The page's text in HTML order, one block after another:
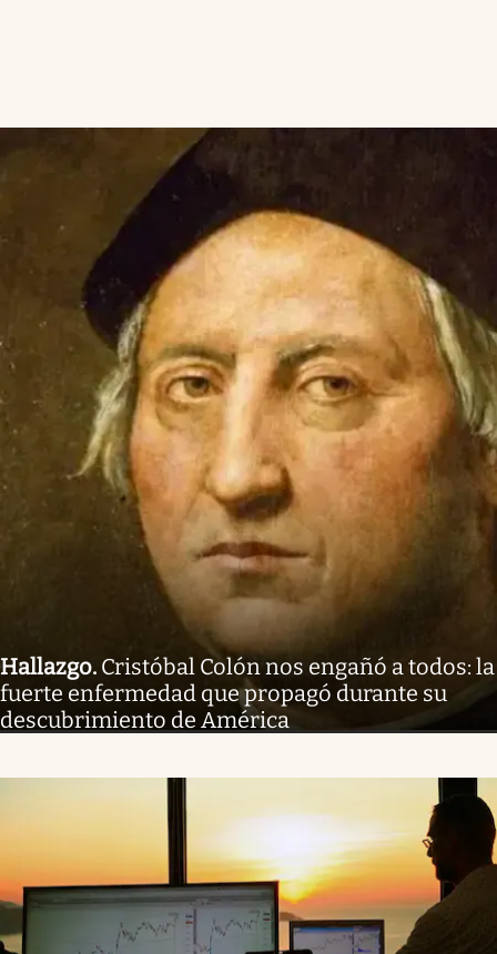
Hallazgo. Cristóbal Colón nos engañó a todos: la
fuerte enfermedad que propagó durante su
descubrimiento de América